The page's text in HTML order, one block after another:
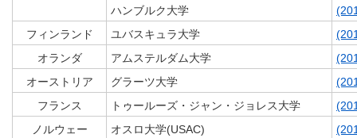
ハンブルク大学
フィンランド
ユバスキュラ大学
オランダ
アムステルダム大学
オーストリア
グラーツ大学
フランス
トゥールーズ・ジャン・ジョレス大学
ノルウェー
オスロ大学(USAC)